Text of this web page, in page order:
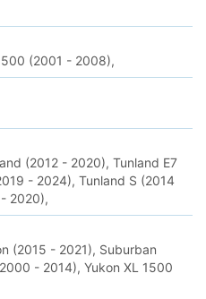
(2001 - 2008),
(2012 - 2020), Tunland E7
- 2024), Tunland S (2014
2020),
(2015 - 2021), Suburban
- 2014), Yukon XL 1500